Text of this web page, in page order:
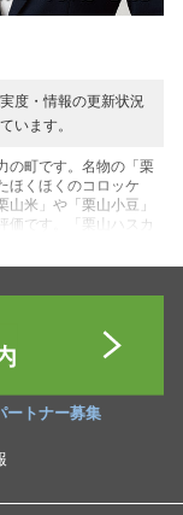
度・情報の更新状況
います。
の町です。名物の「栗
ほくほくのコロッケ
米」や「栗山小豆」
価です。「栗山ハスカ
例大祭は山車パレード
、地元野菜や加工品が
は野球の歴史でも有名
、野球資料館がファン
と歴史、自然が調和し
ク・パブ・バー・ラ
ラオケバー・ニュー
な割引クーポンをは
グとして、スナック
憩いの場を探してくだ
ートナー募集